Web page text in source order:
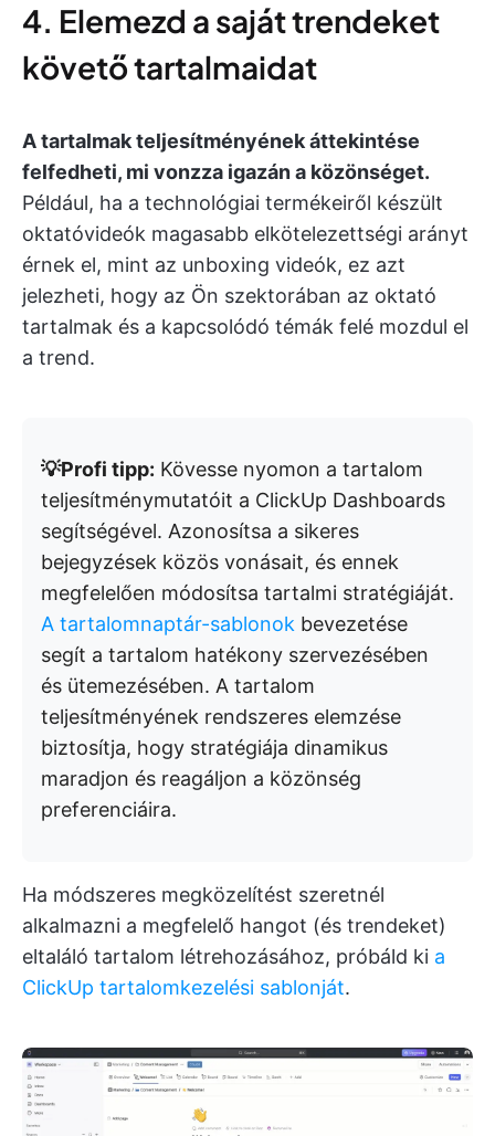
4. Elemezd a saját trendeket
követő tartalmaidat
A tartalmak teljesítményének áttekintése
felfedheti, mi vonzza igazán a közönséget.
Például, ha a technológiai termékeiről készült
oktatóvideók magasabb elkötelezettségi arányt
érnek el, mint az unboxing videók, ez azt
jelezheti, hogy az Ön szektorában az oktató
tartalmak és a kapcsolódó témák felé mozdul el
a trend.
💡Profi tipp: Kövesse nyomon a tartalom
teljesítménymutatóit a ClickUp Dashboards
segítségével. Azonosítsa a sikeres
bejegyzések közös vonásait, és ennek
megfelelően módosítsa tartalmi stratégiáját.
A tartalomnaptár-sablonok bevezetése
segít a tartalom hatékony szervezésében
és ütemezésében. A tartalom
teljesítményének rendszeres elemzése
biztosítja, hogy stratégiája dinamikus
maradjon és reagáljon a közönség
preferenciáira.
Ha módszeres megközelítést szeretnél
alkalmazni a megfelelő hangot (és trendeket)
eltaláló tartalom létrehozásához, próbáld ki a
ClickUp tartalomkezelési sablonját.